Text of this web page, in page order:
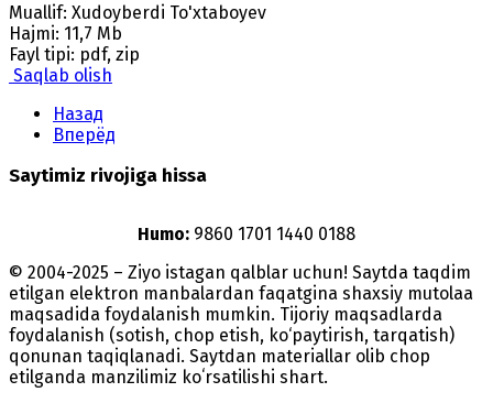
Muallif: Xudoyberdi To'xtaboyev
Hajmi: 11,7 Mb
Fayl tipi: pdf, zip
Saqlab olish
Назад
Вперёд
Saytimiz rivojiga hissa
Humo: 9860 1701 1440 0188
© 2004-2025 – Ziyo istagan qalblar uchun! Saytda taqdim
etilgan elektron manbalardan faqatgina shaxsiy mutolaa
maqsadida foydalanish mumkin. Tijoriy maqsadlarda
foydalanish (sotish, chop etish, ko‘paytirish, tarqatish)
qonunan taqiqlanadi. Saytdan materiallar olib chop
etilganda manzilimiz koʻrsatilishi shart.